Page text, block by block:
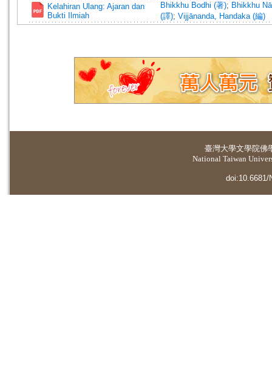
Kelahiran Ulang: Ajaran dan
Bukti Ilmiah
Bhikkhu Bodhi (著); Bhikkhu
(譯); Vijjānanda, Handaka (編)
臺灣大學文學院佛
National Taiwan
doi:10.6681/